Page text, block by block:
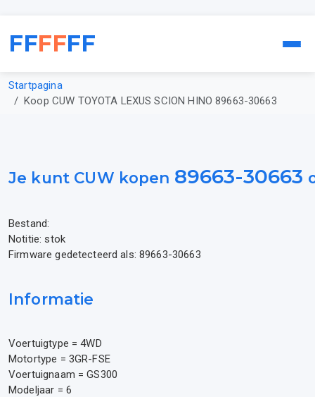
FFFFFF
Startpagina
Koop CUW TOYOTA LEXUS SCION HINO 89663-30663
Je kunt CUW kopen 89663-30663
Bestand:
Notitie: stok
Firmware gedetecteerd als: 89663-30663
Informatie
Voertuigtype = 4WD
Motortype = 3GR-FSE
Voertuignaam = GS300
Modeljaar = 6